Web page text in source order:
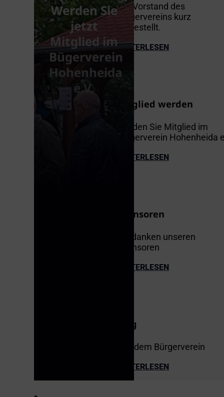
Werden Sie
jetzt
Mitglied im
Bügerverein
Hohenheida
e.V.
Der Vorstand des
Bürgervereins kurz
vorgestellt.
WEITERLESEN
Mitglied werden
Werden Sie Mitglied im
Bürgerverein Hohenheida
WEITERLESEN
Sponsoren
Wir danken unseren
Sponsoren
WEITERLESEN
Blog
Aus dem Bürgerverein
WEITERLESEN